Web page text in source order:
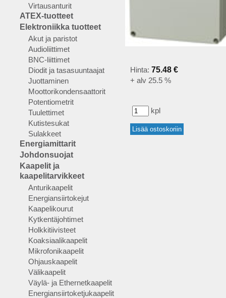
Virtausanturit
ATEX-tuotteet
Elektroniikka tuotteet
Akut ja paristot
Audioliittimet
BNC-liittimet
Diodit ja tasasuuntaajat
Juottaminen
Moottorikondensaattorit
Potentiometrit
Tuulettimet
Kutistesukat
Sulakkeet
Energiamittarit
Johdonsuojat
Kaapelit ja
kaapelitarvikkeet
Anturikaapelit
Energiansiirtokejut
Kaapelikourut
Kytkentäjohtimet
Holkkitiivisteet
Koaksiaalikaapelit
Mikrofonikaapelit
Ohjauskaapelit
Välikaapelit
Väylä- ja Ethernetkaapelit
Energiansiirtoketjukaapelit
Hinta: 75.48 €
+ alv 25.5 %
kpl